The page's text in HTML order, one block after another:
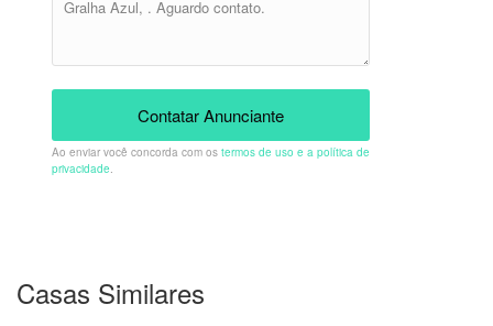
Contatar Anunciante
Ao enviar você concorda com os termos de uso e a política de
privacidade.
Casas Similares